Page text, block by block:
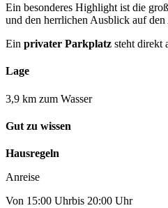
Ein besonderes Highlight ist die
und den herrlichen Ausblick auf
Ein privater Parkplatz steht direkt
Lage
3,9 km zum Wasser
Gut zu wissen
Hausregeln
Anreise
Von 15:00 Uhrbis 20:00 Uhr